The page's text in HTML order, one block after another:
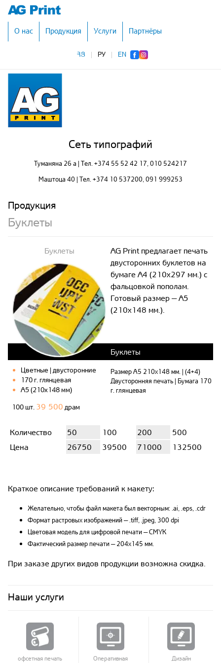
О нас Продукция Услуги Партнёры
ՀՅ | РУ | EN
Сеть типографий
Туманяна 26 а | Тел. +374 55 52 42 17 , 010 524217
Маштоца 40 | Тел. +374 10 537200 , 091 999253
Продукция
Буклеты
Буклеты
Цветные | двусторонние
170 г. глянцевая
A5 (210x148 мм)
100 шт. 39 500 драм
AG Print предлагает печать
двусторонних буклетов на
бумаге A4 (210x297 мм.) с
фальцовкой пополам.
Готовый размер — A5
(210x148 мм.).
Буклеты
Размер A5 210x148 мм. | (4+4)
Двусторонняя печать | Бумага 170
г. глянцевая
Количество 50 100 200
500
Цена
26750 39500 71000 132500
Краткое описание требований к макету:
Желательно, чтобы файл макета был векторным: .ai, .eps, .cdr
Формат растровых изображений — .tiff, .jpeg, 300 dpi
Цветовая модель для цифровой печати — CMYK
Фактический размер печати — 204x145 мм.
При заказе других видов продукции возможна скидка.
Наши услуги
офсетная печать
Оперативная
Дизайн